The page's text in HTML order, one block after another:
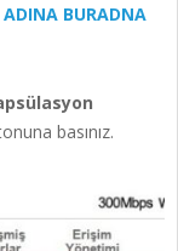
BURADNA
basınız.